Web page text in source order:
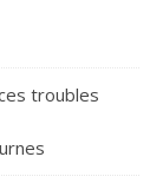
troubles